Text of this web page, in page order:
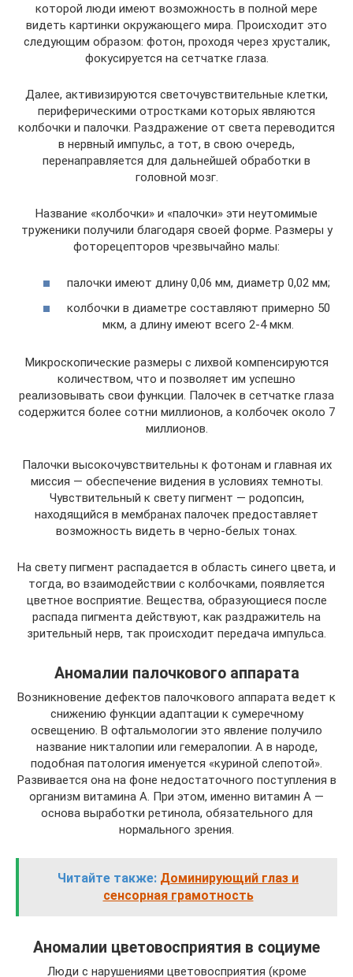
которой люди имеют возможность в полной мере
видеть картинки окружающего мира. Происходит это
следующим образом: фотон, проходя через хрусталик,
фокусируется на сетчатке глаза.
Далее, активизируются светочувствительные клетки,
периферическими отростками которых являются
колбочки и палочки. Раздражение от света переводится
в нервный импульс, а тот, в свою очередь,
перенаправляется для дальнейшей обработки в
головной мозг.
Название «колбочки» и «палочки» эти неутомимые
труженики получили благодаря своей форме. Размеры у
фоторецепторов чрезвычайно малы:
палочки имеют длину 0,06 мм, диаметр 0,02 мм;
колбочки в диаметре составляют примерно 50
мкм, а длину имеют всего 2-4 мкм.
Микроскопические размеры с лихвой компенсируются
количеством, что и позволяет им успешно
реализовывать свои функции. Палочек в сетчатке глаза
содержится более сотни миллионов, а колбочек около 7
миллионов.
Палочки высокочувствительны к фотонам и главная их
миссия — обеспечение видения в условиях темноты.
Чувствительный к свету пигмент — родопсин,
находящийся в мембранах палочек предоставляет
возможность видеть в черно-белых тонах.
На свету пигмент распадается в область синего цвета, и
тогда, во взаимодействии с колбочками, появляется
цветное восприятие. Вещества, образующиеся после
распада пигмента действуют, как раздражитель на
зрительный нерв, так происходит передача импульса.
Аномалии палочкового аппарата
Возникновение дефектов палочкового аппарата ведет к
снижению функции адаптации к сумеречному
освещению. В офтальмологии это явление получило
название никталопии или гемералопии. А в народе,
подобная патология именуется «куриной слепотой».
Развивается она на фоне недостаточного поступления в
организм витамина А. При этом, именно витамин А —
основа выработки ретинола, обязательного для
нормального зрения.
Читайте также: Доминирующий глаз и
сенсорная грамотность
Аномалии цветовосприятия в социуме
Люди с нарушениями цветовосприятия (кроме